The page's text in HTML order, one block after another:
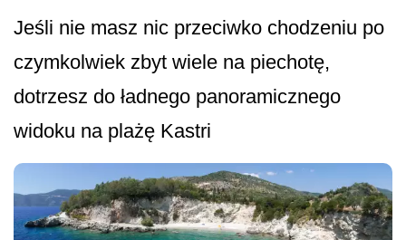
Jeśli nie masz nic przeciwko chodzeniu po
czymkolwiek zbyt wiele na piechotę,
dotrzesz do ładnego panoramicznego
widoku na plażę Kastri